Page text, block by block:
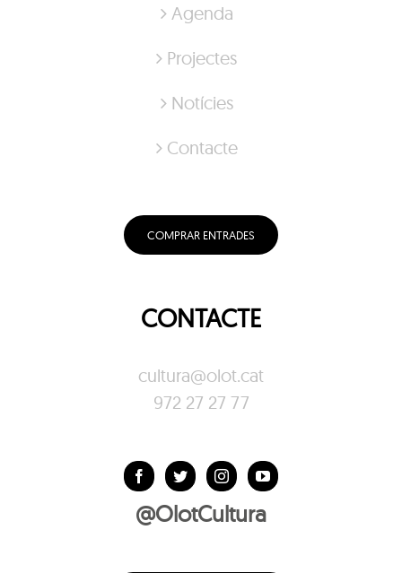
Agenda
Projectes
Notícies
Contacte
COMPRAR ENTRADES
CONTACTE
cultura@olot.cat
972 27 27 77
@OlotCultura